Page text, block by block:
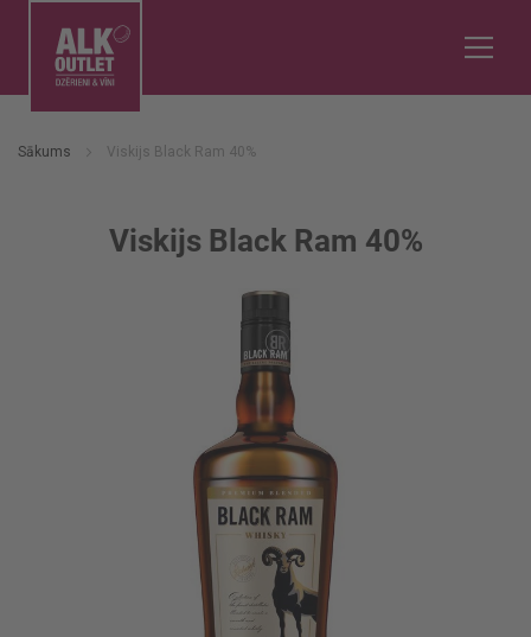
Sākums Viskijs Black Ram 40%
Viskijs Black Ram 40%